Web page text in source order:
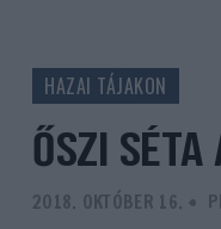
ŐSZI SÉTA
2018. OKTÓBER 16. -
HAZAI TÁJAKON